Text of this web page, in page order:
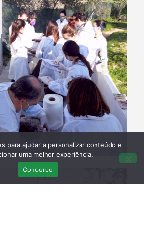
para ajudar a personalizar conteúdo e
uma melhor experiência.
Concordo